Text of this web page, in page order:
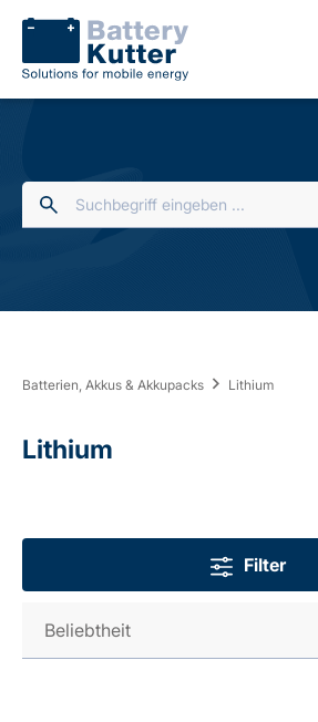
Batterien, Akkus & Akkupacks Lithium
Lithium
Filter